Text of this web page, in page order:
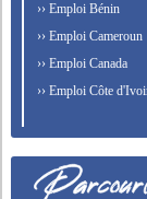
›› Emploi Bénin
›› Emploi Cameroun
›› Emploi Canada
›› Emploi Côte